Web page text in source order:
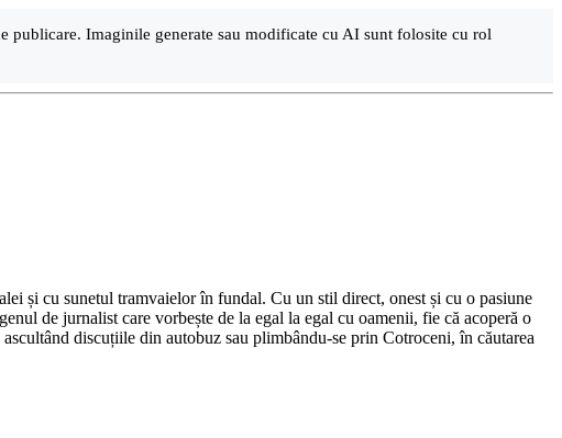
publicare. Imaginile generate sau modificate cu AI sunt folosite cu rol
și cu sunetul tramvaielor în fundal. Cu un stil direct, onest și cu o pasiune
de jurnalist care vorbește de la egal la egal cu oamenii, fie că acoperă o
discuțiile din autobuz sau plimbându-se prin Cotroceni, în căutarea